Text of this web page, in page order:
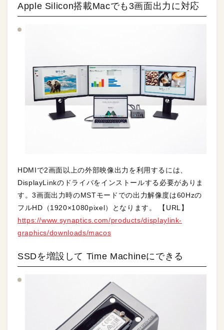
Apple Silicon搭載Macでも3画面出力に対応
HDMIで2画面以上の外部映像出力を利用するには、
DisplayLinkのドライバをインストールする必要がありま
す。3画面出力時のMSTモードでの出力解像度は60Hzの
フルHD（1920×1080pixel）となります。 【URL】
https://www.synaptics.com/products/displaylink-
graphics/downloads/macos
SSDを増設して Time Machineにできる